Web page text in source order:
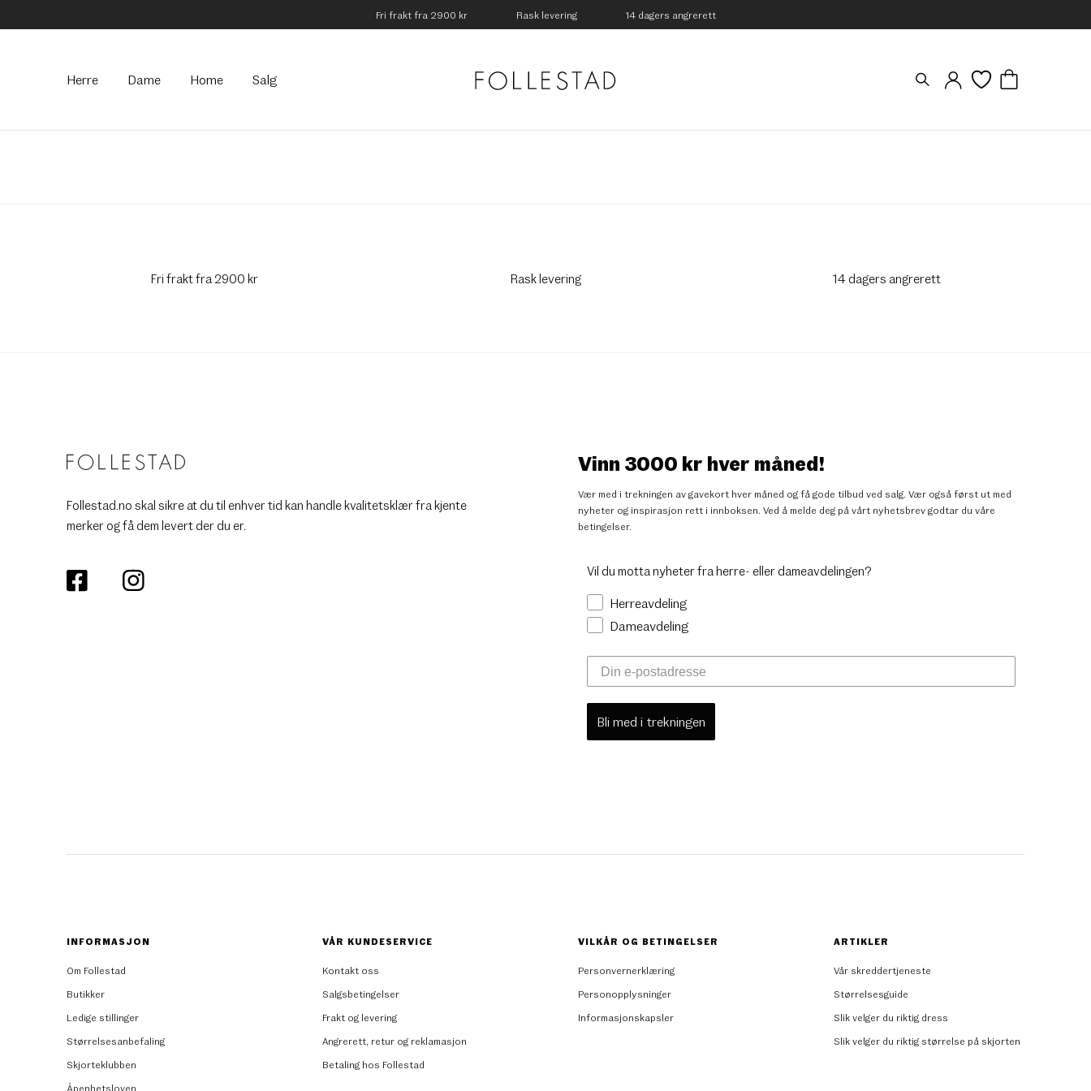
Fri frakt fra 2900 kr Rask levering 14 dagers angrerett
Hovedmeny
Herre Dame Home Salg
Fri frakt fra 2900 kr Rask levering 14 dagers angrerett
Follestad.no skal sikre at du til enhver tid kan handle kvalitetsklær fra kjente
merker og få dem levert der du er.
Vinn 3000 kr hver måned!
Vær med i trekningen av gavekort hver måned og få gode tilbud ved salg. Vær også først ut med
nyheter og inspirasjon rett i innboksen. Ved å melde deg på vårt nyhetsbrev godtar du våre
betingelser.
Vil du motta nyheter fra herre- eller dameavdelingen?
Herreavdeling
Dameavdeling
Bli med i trekningen
INFORMASJON
Om Follestad
Butikker
Ledige stillinger
Størrelsesanbefaling
Skjorteklubben
Åpenhetsloven
VÅR KUNDESERVICE
Kontakt oss
Salgsbetingelser
Frakt og levering
Angrerett, retur og reklamasjon
Betaling hos Follestad
VILKÅR OG BETINGELSER
Personvernerklæring
Personopplysninger
Informasjonskapsler
ARTIKLER
Vår skreddertjeneste
Størrelsesguide
Slik velger du riktig dress
Slik velger du riktig størrelse på skjorten